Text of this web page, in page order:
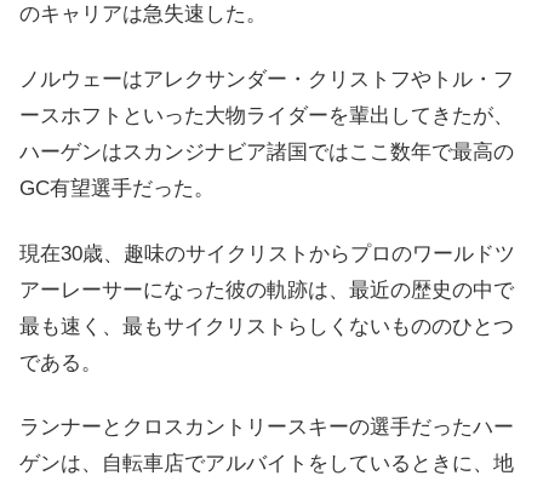
のキャリアは急失速した。
ノルウェーはアレクサンダー・クリストフやトル・フ
ースホフトといった大物ライダーを輩出してきたが、
ハーゲンはスカンジナビア諸国ではここ数年で最高の
GC有望選手だった。
現在30歳、趣味のサイクリストからプロのワールドツ
アーレーサーになった彼の軌跡は、最近の歴史の中で
最も速く、最もサイクリストらしくないもののひとつ
である。
ランナーとクロスカントリースキーの選手だったハー
ゲンは、自転車店でアルバイトをしているときに、地